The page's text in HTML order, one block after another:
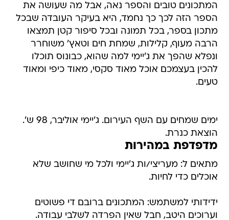
המתכונים טובים והספר נאה, אבל מה שעושה את
הספר הזה לכך כך נחמד, היא בעיקר העובדה שבכל
מתכון בספר, בכל תמונה ובכל סיפור קטן תמצאו
הרבה מעוף, קלילות, שמחת חים וטאץ' משוחרר
ונפלא שהפך את ג'יימי למה שהוא, כבונוס תוכלו
להכין בעצמכם אוכל מאוד סקסי, מאוד כיפי ומאוד
טעים.
ימים שמחים עם השף העירום. ג'יימי אוליבר, 98 ש'.
הוצאת כנרת.
מדפדפת במהירות
מתאים ל: מעריצי/ות ג'יימי ולכל מי שחושב שלא
אוכלים כדי לחיות.
ידידותי למשתמש: המתכונים ברובם די פשוטים
וערוכים היטב, חבל שאין הפרדה לשלבי עבודה.